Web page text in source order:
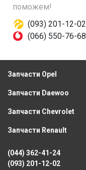
поможем!
(093) 201-12-02
(066) 550-76-68
Запчасти Opel
Запчасти Daewoo
Запчасти Chevrolet
Запчасти Renault
(044) 362-41-24
(093) 201-12-02